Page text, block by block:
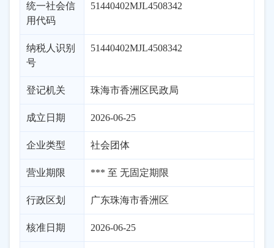
统一社会信
用代码
51440402MJL4508342
纳税人识别
号
51440402MJL4508342
登记机关 珠海市香洲区民政局
成立日期 2026-06-25
企业类型 社会团体
营业期限 *** 至 无固定期限
行政区划 广东珠海市香洲区
核准日期 2026-06-25